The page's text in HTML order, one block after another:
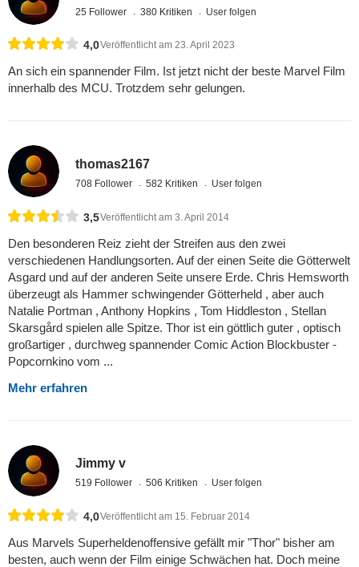
25 Follower 380 Kritiken User folgen
4,0Veröffentlicht am 23. April 2023
An sich ein spannender Film. Ist jetzt nicht der beste Marvel Film
innerhalb des MCU. Trotzdem sehr gelungen.
thomas2167
708 Follower 582 Kritiken User folgen
3,5Veröffentlicht am 3. April 2014
Den besonderen Reiz zieht der Streifen aus den zwei
verschiedenen Handlungsorten. Auf der einen Seite die Götterwelt
Asgard und auf der anderen Seite unsere Erde. Chris Hemsworth
überzeugt als Hammer schwingender Götterheld , aber auch
Natalie Portman , Anthony Hopkins , Tom Hiddleston , Stellan
Skarsgård spielen alle Spitze. Thor ist ein göttlich guter , optisch
großartiger , durchweg spannender Comic Action Blockbuster -
Popcornkino vom ...
Mehr erfahren
Jimmy v
519 Follower 506 Kritiken User folgen
4,0Veröffentlicht am 15. Februar 2014
Aus Marvels Superheldenoffensive gefällt mir "Thor" bisher am
besten, auch wenn der Film einige Schwächen hat. Doch meine